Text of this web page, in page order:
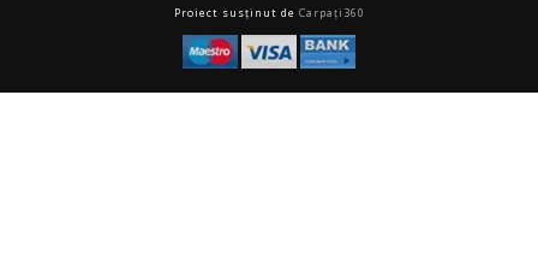
Proiect susținut de Carpați360